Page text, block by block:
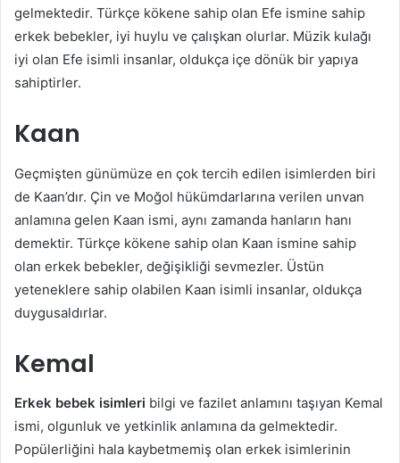
gelmektedir. Türkçe kökene sahip olan Efe ismine sahip
erkek bebekler, iyi huylu ve çalışkan olurlar. Müzik kulağı
iyi olan Efe isimli insanlar, oldukça içe dönük bir yapıya
sahiptirler.
Kaan
Geçmişten günümüze en çok tercih edilen isimlerden biri
de Kaan’dır. Çin ve Moğol hükümdarlarına verilen unvan
anlamına gelen Kaan ismi, aynı zamanda hanların hanı
demektir. Türkçe kökene sahip olan Kaan ismine sahip
olan erkek bebekler, değişikliği sevmezler. Üstün
yeteneklere sahip olabilen Kaan isimli insanlar, oldukça
duygusaldırlar.
Kemal
Erkek bebek isimleri bilgi ve fazilet anlamını taşıyan Kemal
ismi, olgunluk ve yetkinlik anlamına da gelmektedir.
Popülerliğini hala kaybetmemiş olan erkek isimlerinin